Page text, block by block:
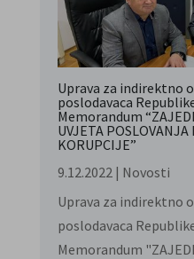
Uprava za indirektno
poslodavaca
Memorandum
UVJETA
KORUPCIJE”
9.12.2022 | Novosti
Uprava za indirektno
poslodavaca
Memorandum